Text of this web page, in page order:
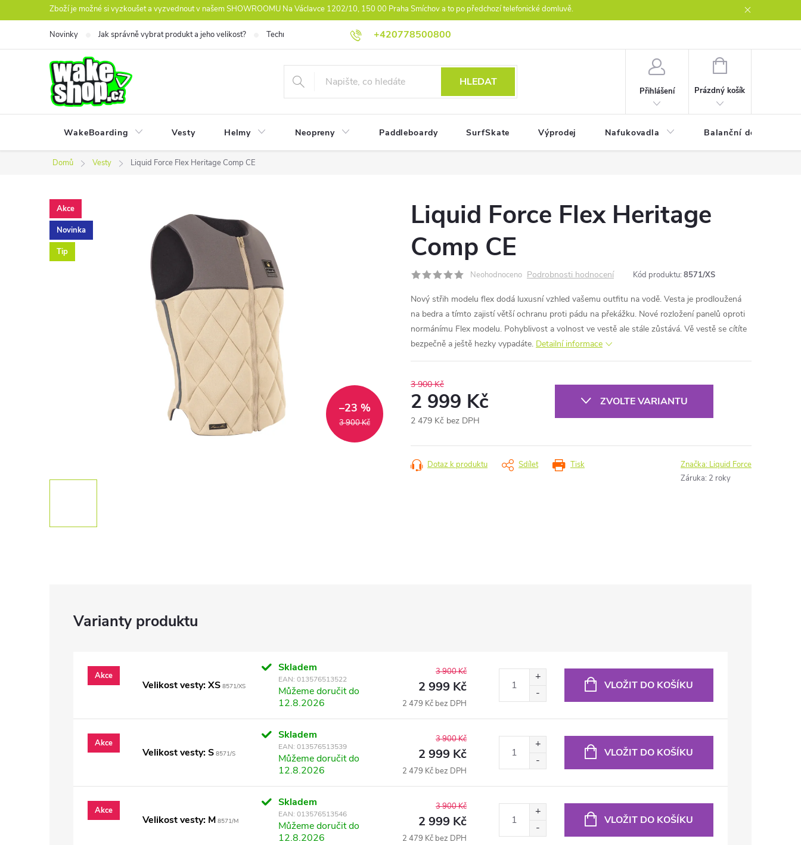
na
Zboží je možné si vyzkoušet a vyzvednout v našem SHOWROOMU Na Václavce 1202/10, 150 00 Praha Smíchov a to po předchozí telefonické domluvě.
+420778500800
Novinky Jak správně vybrat produkt a jeho velikost? Technologie Athlet Driven Inovation Práva z vad reklamace
HLEDAT
Přihlášení
NÁKUPNÍ
Prázdný košík
WakeBoarding Vesty Helmy Neopreny Paddleboardy SurfSkate Výprodej Nafukovadla Balanční desky
Domů Vesty Liquid Force Flex Heritage Comp CE
Akce
Novinka
Tip
3 900 Kč
–23 %
Liquid Force Flex Heritage
Comp CE
Neohodnoceno Podrobnosti hodnocení Kód produktu: 8571/XS
Nový střih modelu flex dodá luxusní vzhled vašemu outfitu na vodě. Vesta je prodloužená
na bedra a tímto zajistí větší ochranu proti pádu na překážku. Nové rozložení panelů oproti
normánímu Flex modelu. Pohyblivost a volnost ve vestě ale stále zůstává. Vě vestě se cítíte
bezpečně a ještě hezky vypadáte. Detailní informace
3 900 Kč
2 999 Kč
2 479 Kč bez DPH
cena:
ZVOLTE VARIANTU
Tisk
Dotaz k produktu Sdílet Značka: Liquid Force
Záruka: 2 roky
Akce
Velikost vesty: XS 8571/XS
Skladem
EAN: 013576513522
Můžeme doručit do
12.8.2026
3 900 Kč
2 999 Kč
2 479 Kč bez DPH
VLOŽIT DO KOŠÍKU
Akce
Velikost vesty: S 8571/S
Skladem
EAN: 013576513539
Můžeme doručit do
12.8.2026
3 900 Kč
2 999 Kč
2 479 Kč bez DPH
VLOŽIT DO KOŠÍKU
Akce
Velikost vesty: M 8571/M
Skladem
EAN: 013576513546
Můžeme doručit do
12.8.2026
3 900 Kč
2 999 Kč
2 479 Kč bez DPH
VLOŽIT DO KOŠÍKU